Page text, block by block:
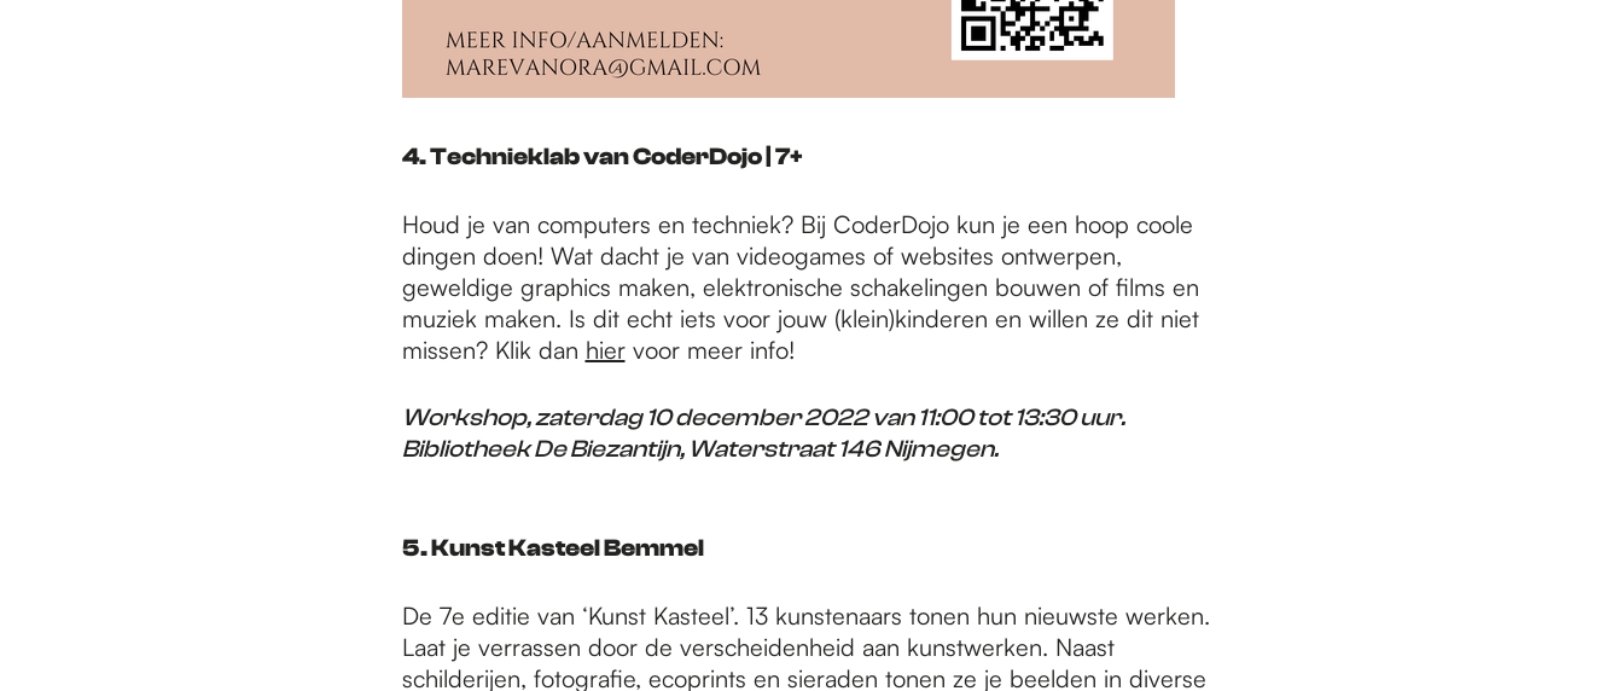
4. Technieklab van CoderDojo | 7+
Houd je van computers en techniek? Bij CoderDojo kun je een hoop coole
dingen doen! Wat dacht je van videogames of websites ontwerpen,
geweldige graphics maken, elektronische schakelingen bouwen of films en
muziek maken. Is dit echt iets voor jouw (klein)kinderen en willen ze dit niet
missen? Klik dan hiervoor meer info!
Workshop, zaterdag 10 december 2022 van 11:00 tot 13:30 uur.
Bibliotheek De Biezantijn, Waterstraat 146 Nijmegen.
5. Kunst Kasteel Bemmel
De 7e editie van ‘Kunst Kasteel’. 13 kunstenaars tonen hun nieuwste werken.
Laat je verrassen door de verscheidenheid aan kunstwerken. Naast
schilderijen, fotografie, ecoprints en sieraden tonen ze je beelden in diverse